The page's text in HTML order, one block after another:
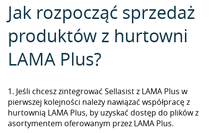
Jak rozpocząć sprzedaż
produktów z hurtowni
LAMA Plus?
1. Jeśli chcesz zintegrować Sellasist z LAMA Plus w
pierwszej kolejności należy nawiązać współpracę z
hurtownią LAMA Plus, by uzyskać dostęp do plików z
asortymentem oferowanym przez LAMA Plus.